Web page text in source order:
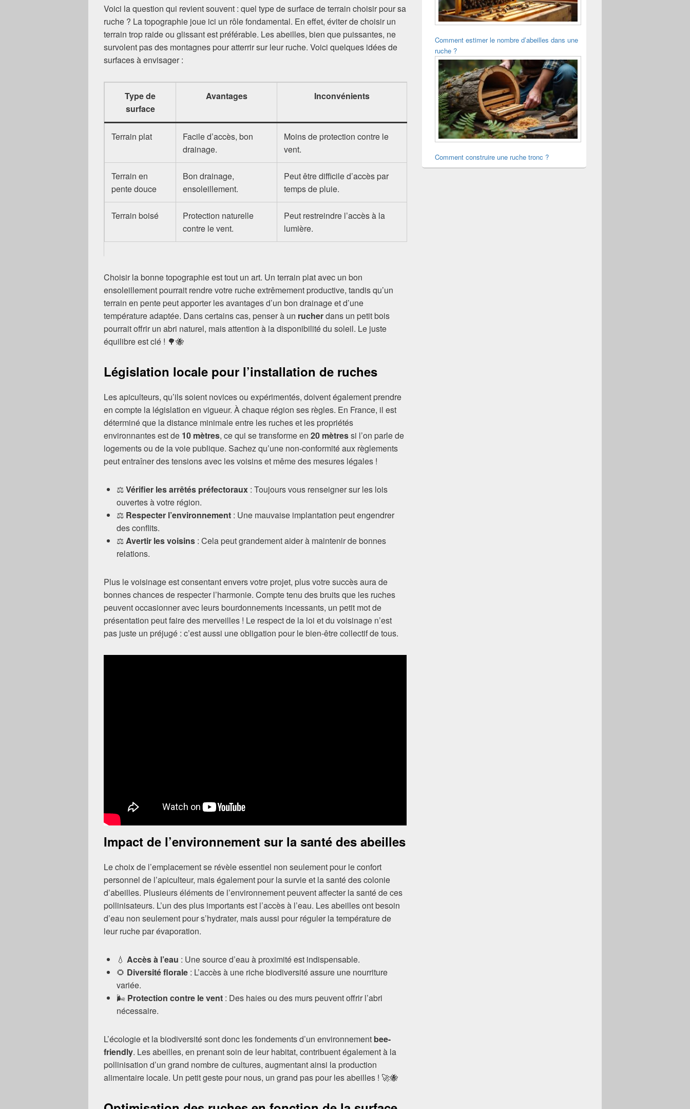
Voici la question qui revient souvent : quel type de surface de terrain choisir pour sa
ruche ? La topographie joue ici un rôle fondamental. En effet, éviter de choisir un
terrain trop raide ou glissant est préférable. Les abeilles, bien que puissantes, ne
survolent pas des montagnes pour atterrir sur leur ruche. Voici quelques idées de
surfaces à envisager :
Type de
surface
Avantages Inconvénients
Terrain plat
Facile d’accès, bon
drainage.
Moins de protection contre le
vent.
Terrain en
pente douce
Bon drainage,
ensoleillement.
Peut être difficile d’accès par
temps de pluie.
Terrain boisé
Protection naturelle
contre le vent.
Peut restreindre l’accès à la
lumière.
Choisir la bonne topographie est tout un art. Un terrain plat avec un bon
ensoleillement pourrait rendre votre ruche extrêmement productive, tandis qu’un
terrain en pente peut apporter les avantages d’un bon drainage et d’une
température adaptée. Dans certains cas, penser à un rucherdans un petit bois
pourrait offrir un abri naturel, mais attention à la disponibilité du soleil. Le juste
équilibre est clé ! 🌳🐝
Législation locale pour l’installation de ruches
Les apiculteurs, qu’ils soient novices ou expérimentés, doivent également prendre
en compte la législation en vigueur. À chaque région ses règles. En France, il est
déterminé que la distance minimale entre les ruches et les propriétés
environnantes est de 10 mètres, ce qui se transforme en 20 mètressi l’on parle de
logements ou de la voie publique. Sachez qu’une non-conformité aux règlements
peut entraîner des tensions avec les voisins et même des mesures légales !
⚖️Vérifier les arrêtés préfectoraux : Toujours vous renseigner sur les lois
ouvertes à votre région.
⚖️ Respecter l’environnement : Une mauvaise implantation peut engendrer
des conflits.
⚖️ Avertir les voisins : Cela peut grandement aider à maintenir de bonnes
relations.
Plus le voisinage est consentant envers votre projet, plus votre succès aura de
bonnes chances de respecter l’harmonie. Compte tenu des bruits que les ruches
peuvent occasionner avec leurs bourdonnements incessants, un petit mot de
présentation peut faire des merveilles ! Le respect de la loi et du voisinage n’est
pas juste un préjugé : c’est aussi une obligation pour le bien-être collectif de tous.
Impact de l’environnement sur la santé des abeilles
Le choix de l’emplacement se révèle essentiel non seulement pour le confort
personnel de l’apiculteur, mais également pour la survie et la santé des colonie
d’abeilles. Plusieurs éléments de l’environnement peuvent affecter la santé de ces
pollinisateurs. L’un des plus importants est l’accès à l’eau. Les abeilles ont besoin
d’eau non seulement pour s’hydrater, mais aussi pour réguler la température de
leur ruche par évaporation.
💧 Accès à l’eau : Une source d’eau à proximité est indispensable.
🌻 Diversité florale : L’accès à une riche biodiversité assure une nourriture
variée.
🌬️ Protection contre le vent : Des haies ou des murs peuvent offrir l’abri
nécessaire.
L’écologie et la biodiversité sont donc les fondements d’un environnement bee-
friendly. Les abeilles, en prenant soin de leur habitat, contribuent également à la
pollinisation d’un grand nombre de cultures, augmentant ainsi la production
alimentaire locale. Un petit geste pour nous, un grand pas pour les abeilles ! 🚀🐝
Comment estimer le nombre d’abeilles dans une
ruche ?
Comment construire une ruche tronc ?